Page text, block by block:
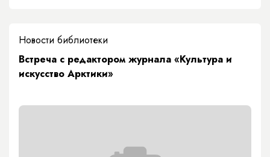
Новости библиотеки
Встреча с редактором журнала «Культура и
искусство Арктики»